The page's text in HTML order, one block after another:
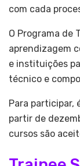
com cada
O Programa de
aprendizagem
e instituições
técnico e
Para participar,
partir de
cursos são